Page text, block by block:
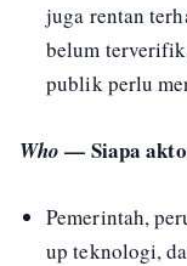
juga rentan
belum
publik perlu
Who — Siapa
Pemerintah,
up teknologi,